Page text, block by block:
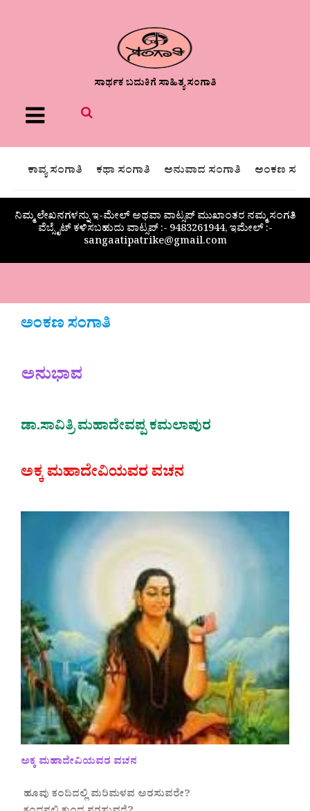
ಸಾರ್ಥಕ ಬದುಕಿಗೆ ಸಾಹಿತ್ಯ ಸಂಗಾತಿ
Menu
ಕಾವ್ಯ ಸಂಗಾತಿ ಕಥಾ ಸಂಗಾತಿ ಅನುವಾದ ಸಂಗಾತಿ ಅಂಕಣ
ನಿಮ್ಮ ಲೇಖನಗಳನ್ನು ಇ-ಮೇಲ್ ಅಥವಾ ವಾಟ್ಸಪ್ ಮುಖಾಂತರ ನಮ್ಮ ಸಂಗತಿ
ವೆಬ್ಸೈಟ್ ಕಳಿಸಬಹುದು ವಾಟ್ಸಪ್‌ :- 9483261944, ಇಮೇಲ್ :-
sangaatipatrike@gmail.com
ಅಂಕಣ ಸಂಗಾತಿ
ಅನುಭಾವ
ಡಾ.ಸಾವಿತ್ರಿ ಮಹಾದೇವಪ್ಪ ಕಮಲಾಪುರ
ಅಕ್ಕ ಮಹಾದೇವಿಯವರ ವಚನ
ಅಕ್ಕ ಮಹಾದೇವಿಯವರ ವಚನ
ಹೂವು ಕಂದಿದಲ್ಲಿ ಮರಿಮಳವ ಅರಸುವರೇ?